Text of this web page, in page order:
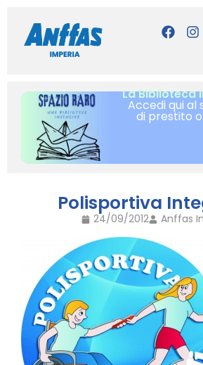
La Biblioteca
Accedi qui al
di prestito
Polisportiva
24/09/2012 Anffas